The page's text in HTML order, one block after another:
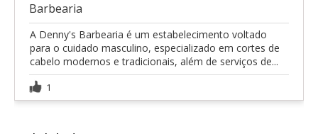
Barbearia
A Denny's Barbearia é um estabelecimento voltado
para o cuidado masculino, especializado em cortes de
cabelo modernos e tradicionais, além de serviços de...
1